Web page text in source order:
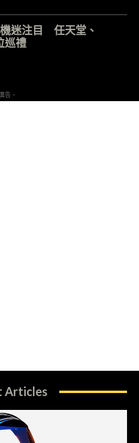
迷注目 任天堂、
巡禮
告 -
Articles